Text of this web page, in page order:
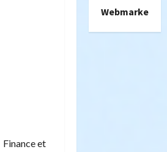
Finance et
Webmarketing